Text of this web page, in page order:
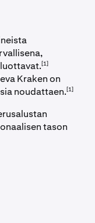
[1]
Kraken on
noudattaen.[1]
tason